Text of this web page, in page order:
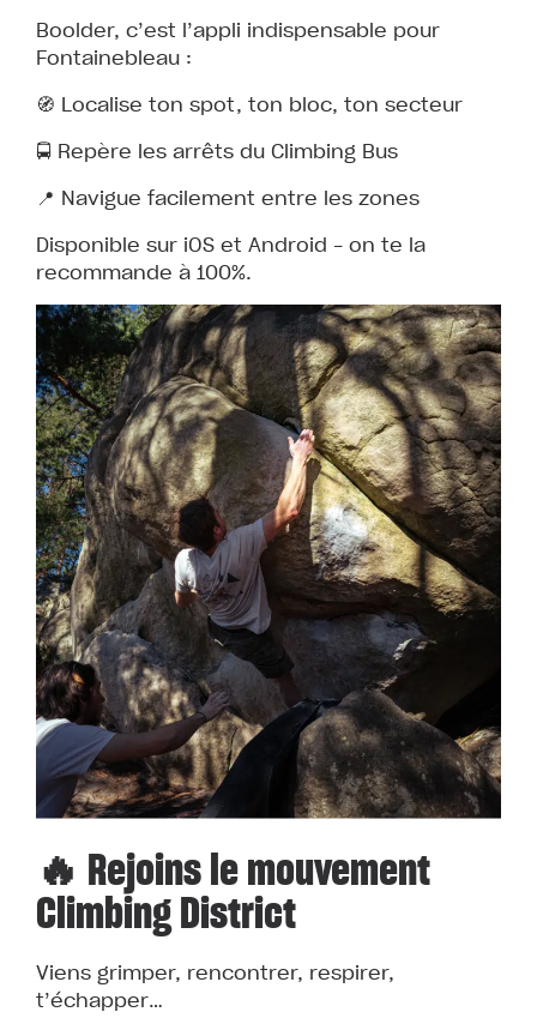
Boolder, c’est l’appli indispensable pour
Fontainebleau :
🧭 Localise ton spot, ton bloc, ton secteur
🚍 Repère les arrêts du Climbing Bus
📍 Navigue facilement entre les zones
Disponible sur iOS et Android – on te la
recommande à 100%.
🔥 Rejoins le mouvement
Climbing District
Viens grimper, rencontrer, respirer,
t’échapper…